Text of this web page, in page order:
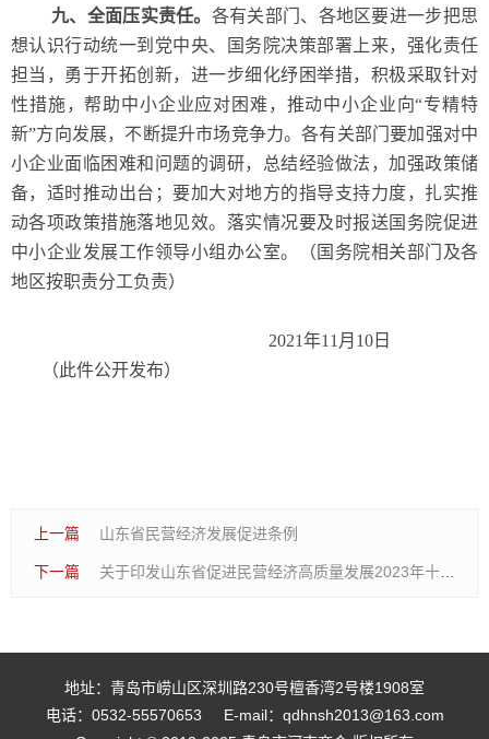
九、全面压实责任。 各有关部门、各地区要进一步把思
想认识行动统一到党中央、国务院决策部署上来，强化责任
担当，勇于开拓创新，进一步细化纾困举措，积极采取针对
性措施，帮助中小企业应对困难，推动中小企业向“专精特
新”方向发展，不断提升市场竞争力。各有关部门要加强对中
小企业面临困难和问题的调研，总结经验做法，加强政策储
备，适时推动出台；要加大对地方的指导支持力度，扎实推
动各项政策措施落地见效。落实情况要及时报送国务院促进
中小企业发展工作领导小组办公室。（国务院相关部门及各
地区按职责分工负责）
2021年11月10日
（此件公开发布）
上一篇 山东省民营经济发展促进条例
下一篇
地址：青岛市崂山区深圳路230号檀香湾2号楼1908室
电话：0532-55570653
E-mail：qdhnsh2013@163.com